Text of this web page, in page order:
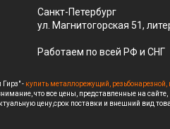
Санкт-Петербург
ул. Магнитогорская 51,
Работаем по всей РФ и СНГ
- купить металлорежущий,
что все цены, представленные на
цену,срок поставки и внешний вид